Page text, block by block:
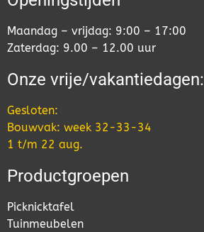
Maandag – vrijdag: 9:00 – 17:00
Zaterdag: 9.00 – 12.00 uur
Onze vrije/vakantiedagen:
Gesloten:
Bouwvak: week 32-33-34
1 t/m 22 aug.
Productgroepen
Picknicktafel
Tuinmeubelen